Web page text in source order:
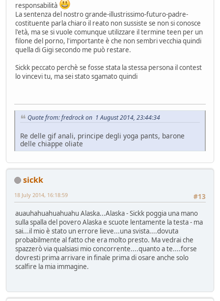
responsabilità
La sentenza del nostro grande-illustrissimo-futuro-padre-
costituente parla chiaro il reato non sussiste se non si conosce
l'età, ma se si vuole comunque utilizzare il termine teen per un
filone del porno, l'importante è che non sembri vecchia quindi
quella di Gigi secondo me può restare.
Sickk peccato perchè se fosse stata la stessa persona il contest
lo vincevi tu, ma sei stato sgamato quindi
Quote from: fredrock on 1 August 2014, 23:44:34
Re delle gif anali, principe degli yoga pants, barone
delle chiappe oliate
sickk
#13
18 July 2014, 16:18:59
auauhahuahuahuahu Alaska...Alaska - Sickk poggia una mano
sulla spalla del povero Alaska e scuote lentamente la testa - ma
sai...il mio è stato un errore lieve...una svista....dovuta
probabilmente al fatto che era molto presto. Ma vedrai che
spazzerò via qualsiasi mio concorrente....quanto a te....forse
dovresti prima arrivare in finale prima di osare anche solo
scalfire la mia immagine.